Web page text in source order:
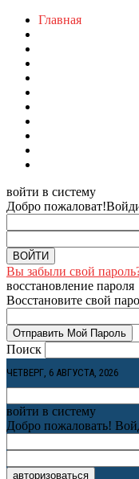
Главная
войти в систему
Добро пожаловат!
Вы забыли свой
восстановление пароля
Восстановите свой
Поиск
ЧЕТВЕРГ, 6 АВГУСТА, 2026
войти в систему
Добро пожаловать!